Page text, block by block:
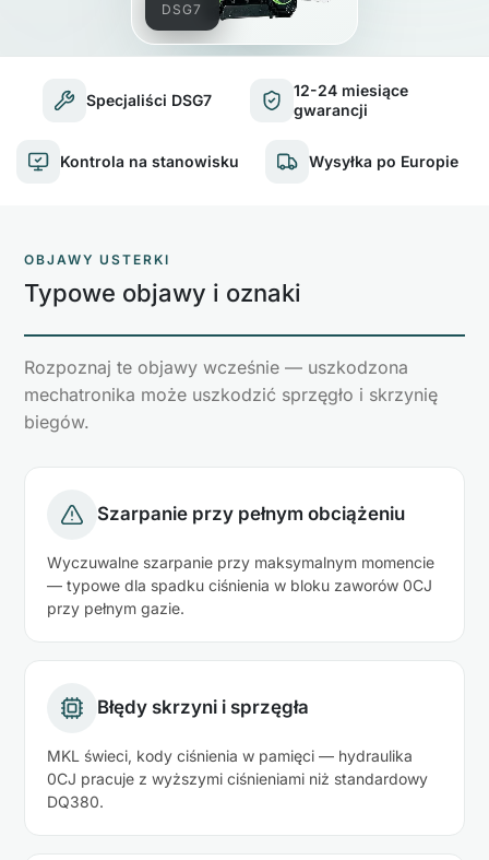
DSG7
Specjaliści DSG7
12-24 miesiące
gwarancji
Kontrola na stanowisku Wysyłka po Europie
OBJAWY USTERKI
Typowe objawy i oznaki
Rozpoznaj te objawy wcześnie — uszkodzona
mechatronika może uszkodzić sprzęgło i skrzynię
biegów.
Szarpanie przy pełnym obciążeniu
Wyczuwalne szarpanie przy maksymalnym momencie
— typowe dla spadku ciśnienia w bloku zaworów 0CJ
przy pełnym gazie.
Błędy skrzyni i sprzęgła
MKL świeci, kody ciśnienia w pamięci — hydraulika
0CJ pracuje z wyższymi ciśnieniami niż standardowy
DQ380.